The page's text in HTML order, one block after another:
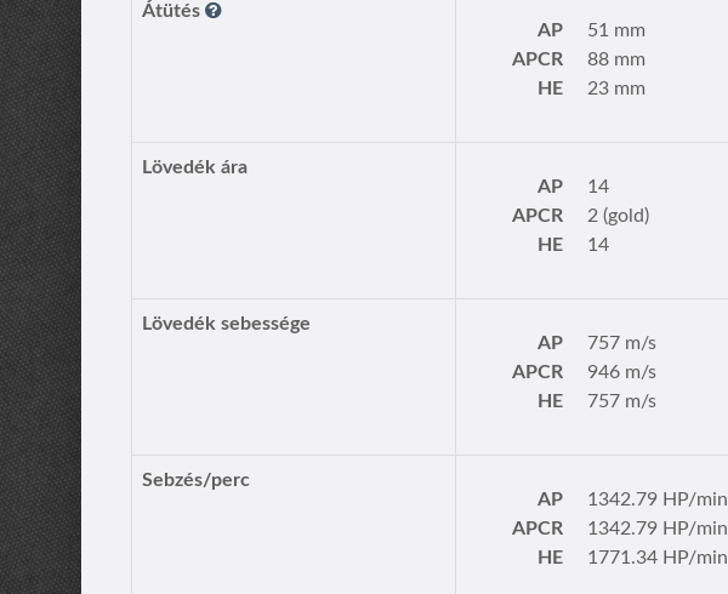
Átütés
AP
51 mm
APCR
88 mm
HE
23 mm
Lövedék ára
AP
14
APCR
2 (gold)
HE
14
Lövedék sebessége
AP
757 m/s
APCR
946 m/s
HE
757 m/s
Sebzés/perc
AP
1342.79 HP/min
APCR
1342.79 HP/min
HE
1771.34 HP/min